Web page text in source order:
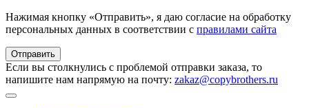
Нажимая кнопку «Отправить», я даю согласие на обработку
персональных данных в соответствии с правилами сайта
Если вы столкнулись с проблемой отправки заказа, то
напишите нам напрямую на почту: zakaz@copybrothers.ru